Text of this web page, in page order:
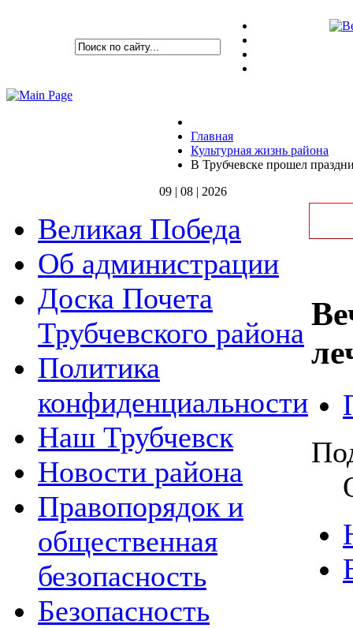
Главная
Культурная жизнь района
В Трубчевске прошел
09 | 08 | 2026
Великая Победа
Об администрации
Доска Почета
Трубчевского района
Политика
конфиденциальности
Наш Трубчевск
Новости района
Правопорядок и
общественная
безопасность
Безопасность